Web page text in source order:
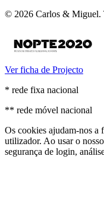
© 2026 Carlos & Miguel.
Ver ficha de Projecto
* rede fixa nacional
** rede móvel nacional
Os cookies ajudam-nos a
utilizador. Ao usar o
segurança de login,